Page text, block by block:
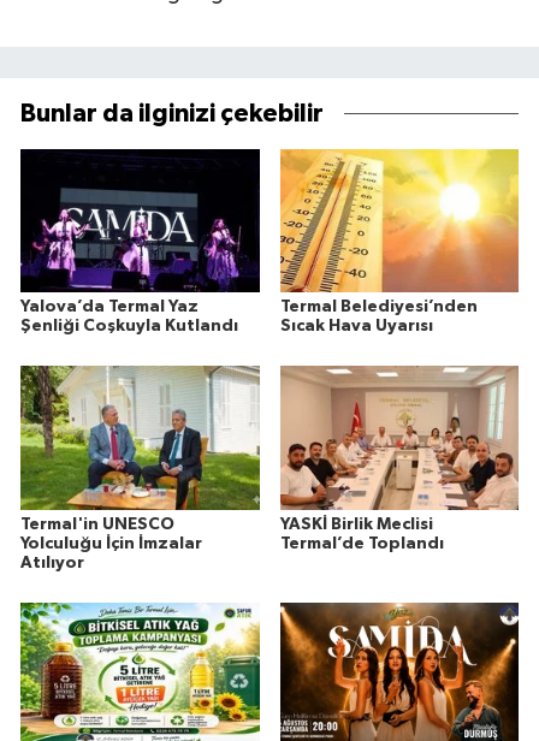
Bunlar da ilginizi çekebilir
Yalova’da Termal Yaz
Şenliği Coşkuyla Kutlandı
Termal Belediyesi’nden
Sıcak Hava Uyarısı
Termal'in UNESCO
Yolculuğu İçin İmzalar
Atılıyor
YASKİ Birlik Meclisi
Termal’de Toplandı